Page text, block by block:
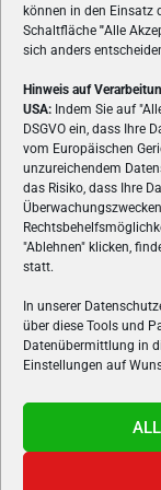
können in den Einsatz
Schaltfläche "Alle
sich anders
Hinweis auf
USA: Indem Sie auf
DSGVO ein, dass Ihre
vom Europäischen
unzureichendem
das Risiko, dass Ihre
"Ablehnen" klicken,
statt.
In unserer
über diese Tools und
Datenübermittlung in
Einstellungen auf
VON GAMERN,
Spielemagazin
Reviews und